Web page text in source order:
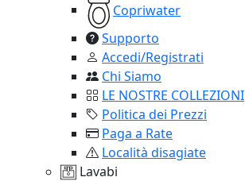
Copriwater
Supporto
Accedi/Registrati
Chi Siamo
LE NOSTRE COLLEZIONI
Politica dei Prezzi
Paga a Rate
Località disagiate
Lavabi